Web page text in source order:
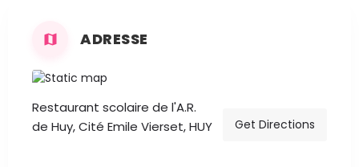
ADRESSE
Restaurant scolaire de l'A.R.
de Huy, Cité Emile Vierset, HUY
Get Directions